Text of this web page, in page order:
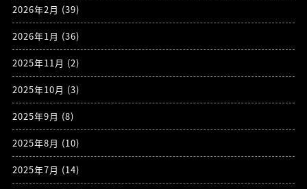
2026年2月 (39)
2026年1月 (36)
2025年11月 (2)
2025年10月 (3)
2025年9月 (8)
2025年8月 (10)
2025年7月 (14)